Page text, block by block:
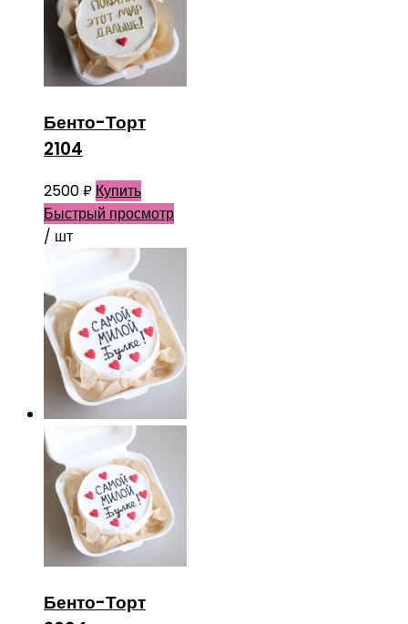
Бенто-Торт
2104
2500₽ Купить
Быстрый просмотр
/ шт
Бенто-Торт